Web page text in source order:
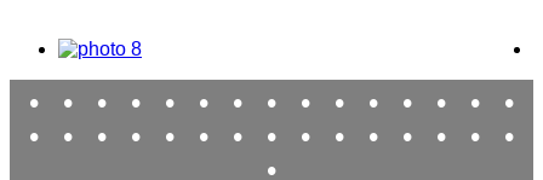
• • • • • • • • • • • • • •
•
•
• • • • • • • • • • • • •
•
•